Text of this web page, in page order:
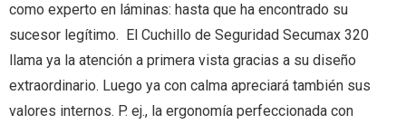
como experto en láminas: hasta que ha encontrado su
sucesor legítimo. El Cuchillo de Seguridad Secumax 320
llama ya la atención a primera vista gracias a su diseño
extraordinario. Luego ya con calma apreciará también sus
valores internos. P. ej., la ergonomía perfeccionada con